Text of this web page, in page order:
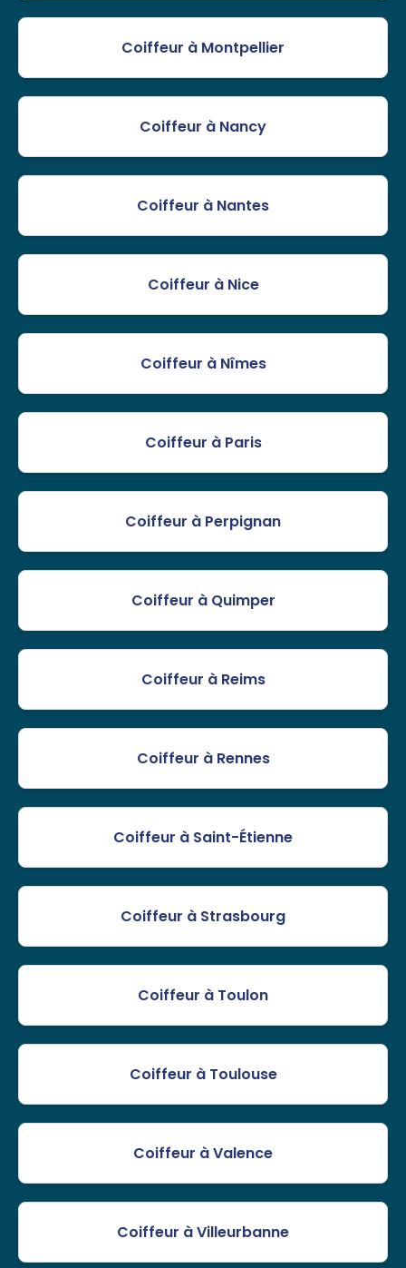
Coiffeur à Montpellier
Coiffeur à Nancy
Coiffeur à Nantes
Coiffeur à Nice
Coiffeur à Nîmes
Coiffeur à Paris
Coiffeur à Perpignan
Coiffeur à Quimper
Coiffeur à Reims
Coiffeur à Rennes
Coiffeur à Saint-Étienne
Coiffeur à Strasbourg
Coiffeur à Toulon
Coiffeur à Toulouse
Coiffeur à Valence
Coiffeur à Villeurbanne